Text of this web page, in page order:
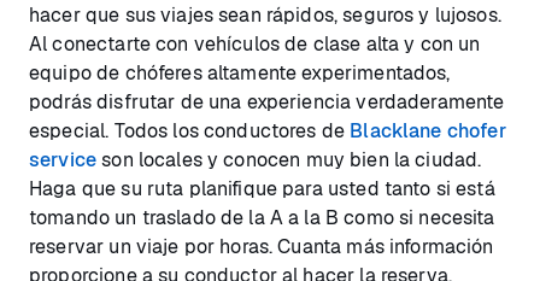
hacer que sus viajes sean rápidos, seguros y lujosos.
Al conectarte con vehículos de clase alta y con un
equipo de chóferes altamente experimentados,
podrás disfrutar de una experiencia verdaderamente
especial. Todos los conductores de Blacklane chofer
serviceson locales y conocen muy bien la ciudad.
Haga que su ruta planifique para usted tanto si está
tomando un traslado de la A a la B como si necesita
reservar un viaje por horas. Cuanta más información
proporcione a su conductor al hacer la reserva,